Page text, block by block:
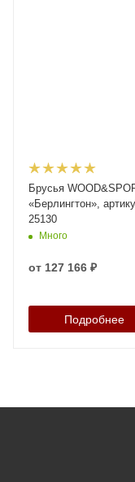
Брусья
«Берлингтон»,
25130
Много
от 127 166 ₽
Подробнее